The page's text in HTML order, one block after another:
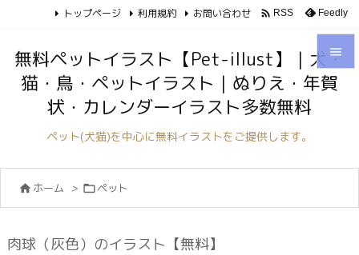



トップページ 利用規約 お問い合わせ  RSS Feedly
無料ペットイラスト【Pet-illust】｜犬・
猫・鳥・ペットイラスト｜ぬりえ・年賀
状・カレンダーイラスト多数無料
ペット(犬猫)を中心に無料イラストをご提供します。
 ホーム > ペット
肉球（灰色）のイラスト【無料】